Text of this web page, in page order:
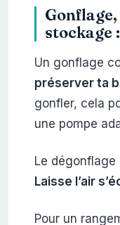
stockage
Un gonflage
préserver ta
gonfler, cela
une pompe
Le dégonflage
Laisse l’air
Pour un